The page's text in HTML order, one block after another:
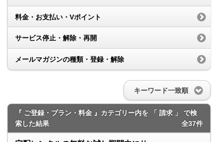
料金・お支払い・Vポイント
サービス停止・解除・再開
メールマガジンの種類・登録・解除
キーワード一致順
『 ご登録・プラン・料金 』カテゴリー内を 「 請求 」 で検
索した結果
全37件